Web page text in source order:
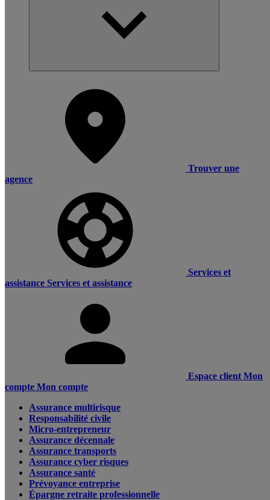
Trouver une
agence
Services et
assistance Services et assistance
Espace client Mon
compte Mon compte
Assurance multirisque
Responsabilité civile
Micro-entrepreneur
Assurance décennale
Assurance transports
Assurance cyber risques
Assurance santé
Prévoyance entreprise
Épargne retraite professionnelle